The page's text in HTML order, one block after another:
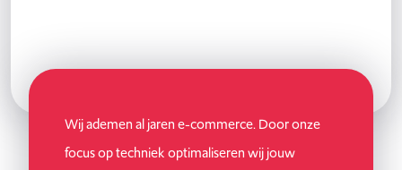
Wij ademen al jaren e-commerce. Door onze
focus op techniek optimaliseren wij jouw